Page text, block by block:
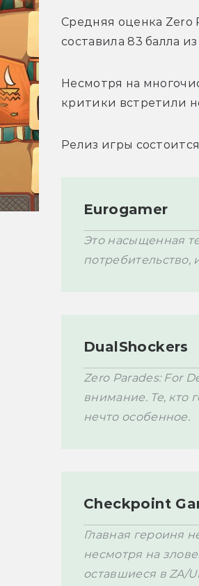
Средняя оценка Zero
составила 83 балла
Несмотря на
критики встретили
Релиз игры
Eurogamer
Это насыщенная
DualShockers
Zero Parades: For
внимание. Те, кто
нечто особенное.
Checkpoint
Главная героиня
несмотря на
оставшиеся в ZA/